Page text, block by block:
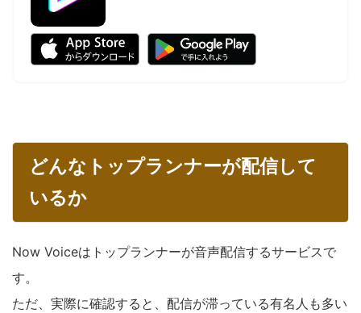
どんなトップランナーが配信して
いるか
Now Voiceはトップランナーが音声配信するサービスで
す。
ただ、実際に確認すると、配信が滞っている有名人も多い